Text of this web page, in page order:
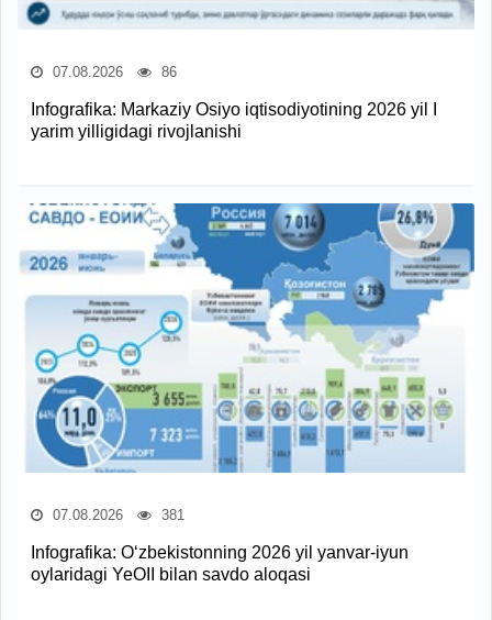
07.08.2026 86
Infografika: Markaziy Osiyo iqtisodiyotining 2026 yil I
yarim yilligidagi rivojlanishi
07.08.2026 381
Infografika: O‘zbekistonning 2026 yil yanvar-iyun
oylaridagi YeOII bilan savdo aloqasi